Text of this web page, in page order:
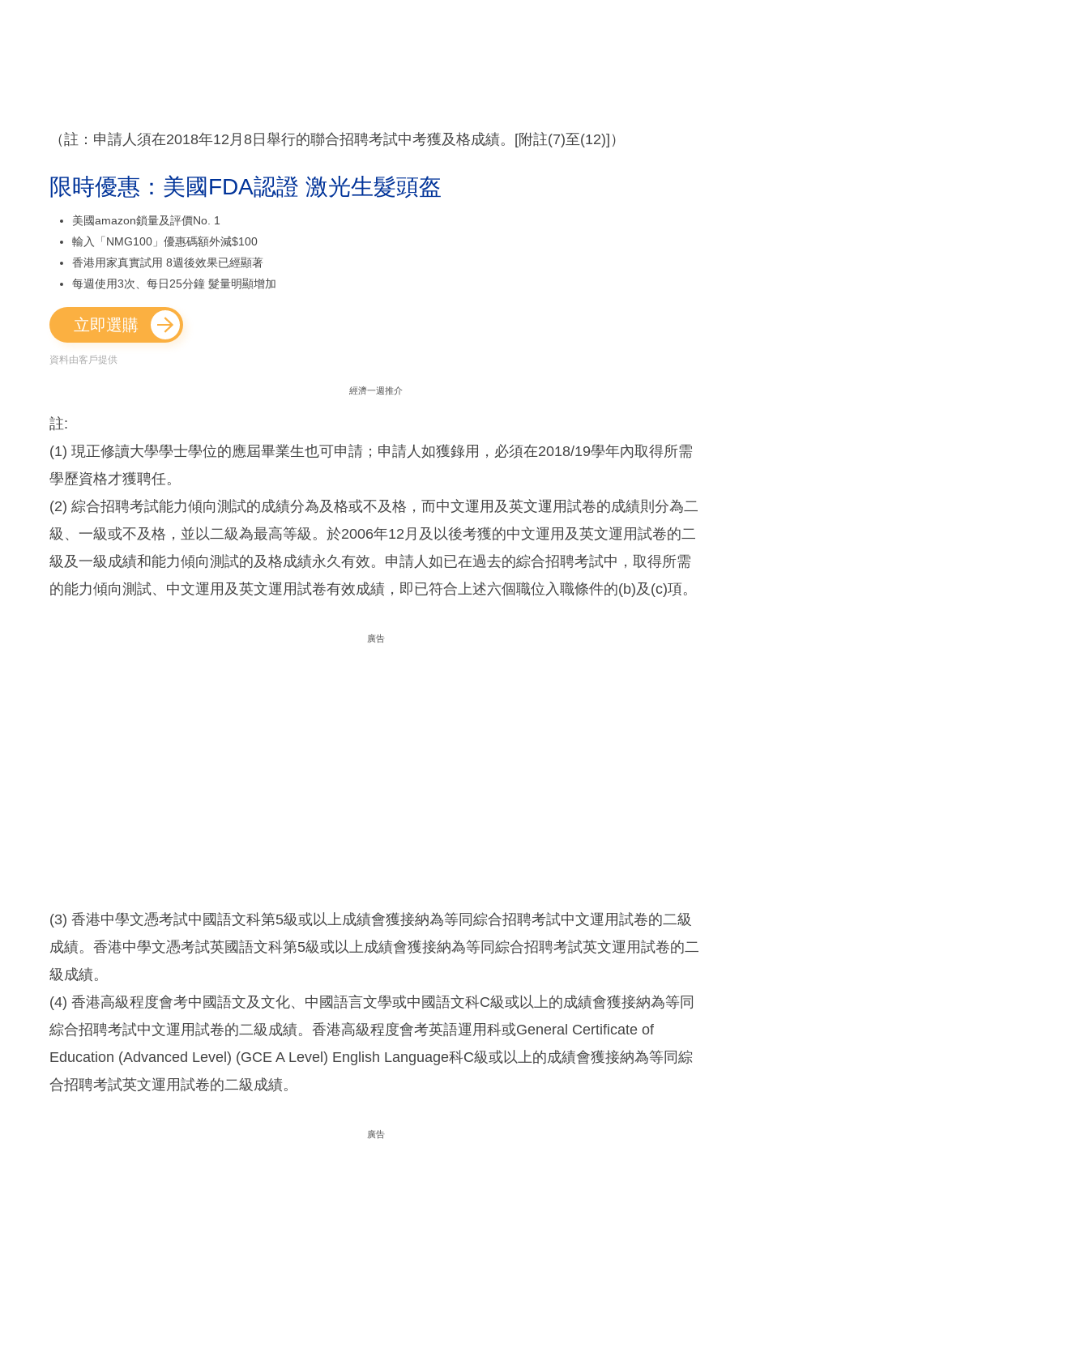
（註：申請人須在2018年12月8日舉行的聯合招聘考試中考獲及格成績。[附註(7)至(12)]）
限時優惠：美國FDA認證 激光生髮頭盔
美國amazon鎖量及評價No. 1
輸入「NMG100」優惠碼額外減$100
香港用家真實試用 8週後效果已經顯著
每週使用3次、每日25分鐘 髮量明顯增加
立即選購
資料由客戶提供
經濟一週推介
註:
(1) 現正修讀大學學士學位的應屆畢業生也可申請；申請人如獲錄用，必須在2018/19學年內取得所需
學歷資格才獲聘任。
(2) 綜合招聘考試能力傾向測試的成績分為及格或不及格，而中文運用及英文運用試卷的成績則分為二
級、一級或不及格，並以二級為最高等級。於2006年12月及以後考獲的中文運用及英文運用試卷的二
級及一級成績和能力傾向測試的及格成績永久有效。申請人如已在過去的綜合招聘考試中，取得所需
的能力傾向測試、中文運用及英文運用試卷有效成績，即已符合上述六個職位入職條件的(b)及(c)項。
廣告
(3) 香港中學文憑考試中國語文科第5級或以上成績會獲接納為等同綜合招聘考試中文運用試卷的二級
成績。香港中學文憑考試英國語文科第5級或以上成績會獲接納為等同綜合招聘考試英文運用試卷的二
級成績。
(4) 香港高級程度會考中國語文及文化、中國語言文學或中國語文科C級或以上的成績會獲接納為等同
綜合招聘考試中文運用試卷的二級成績。香港高級程度會考英語運用科或General Certificate of
Education (Advanced Level) (GCE A Level) English Language科C級或以上的成績會獲接納為等同綜
合招聘考試英文運用試卷的二級成績。
廣告